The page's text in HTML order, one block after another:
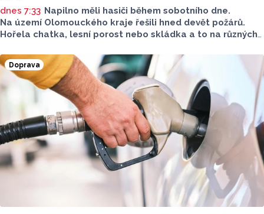
dnes 7:33 Napilno měli hasiči během sobotního dne.
Na území Olomouckého kraje řešili hned devět požárů.
Hořela chatka, lesní porost nebo skládka a to na různých
Doprava